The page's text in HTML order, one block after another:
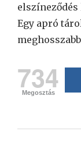
Egy apró
734
Megosztás